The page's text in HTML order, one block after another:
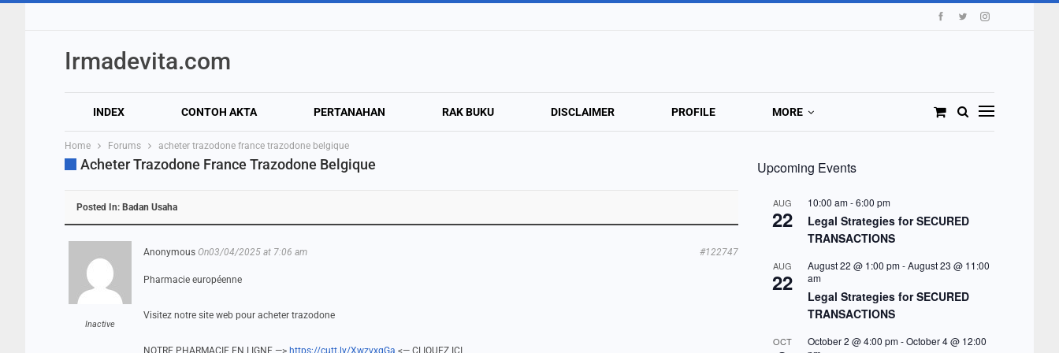
Irmadevita.com
INDEX CONTOH AKTA PERTANAHAN RAK BUKU DISCLAIMER PROFILE MORE
Home Forums acheter trazodone france trazodone belgique
Acheter Trazodone France Trazodone Belgique
Posted In: Badan Usaha
Inactive
Anonymous On03/04/2025 at 7:06 am #122747
Pharmacie européenne
Visitez notre site web pour acheter trazodone
NOTRE PHARMACIE EN LIGNE —> https://cutt.ly/XwzvxqGa <— CLIQUEZ ICI
Upcoming Events
AUG
22
10:00 am-6:00 pm
Legal Strategies for SECURED
TRANSACTIONS
AUG
22
August 22 @ 1:00 pm-August 23 @ 11:00
am
Legal Strategies for SECURED
TRANSACTIONS
OCT October 2 @ 4:00 pm-October 4 @ 12:00